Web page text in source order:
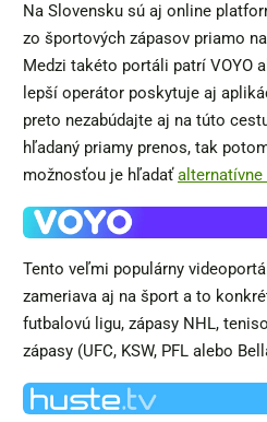
Na Slovensku sú aj online
zo športových zápasov priamo
Medzi takéto portáli patrí VOYO
lepší operátor poskytuje aj
preto nezabúdajte aj na túto
hľadaný priamy prenos, tak
možnosťou je hľadať
Tento veľmi populárny
zameriava aj na šport a to
futbalovú ligu, zápasy NHL,
zápasy (UFC, KSW, PFL alebo